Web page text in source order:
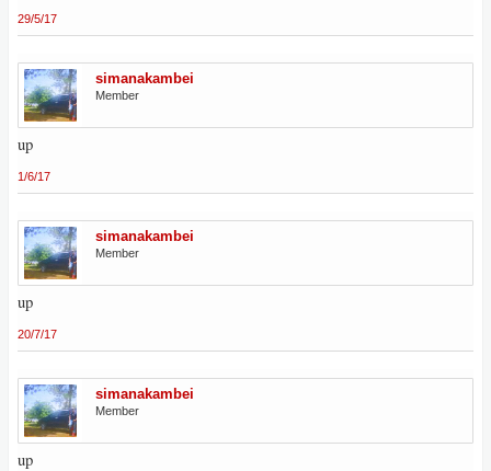
29/5/17
simanakambei
Member
up
1/6/17
simanakambei
Member
up
20/7/17
simanakambei
Member
up